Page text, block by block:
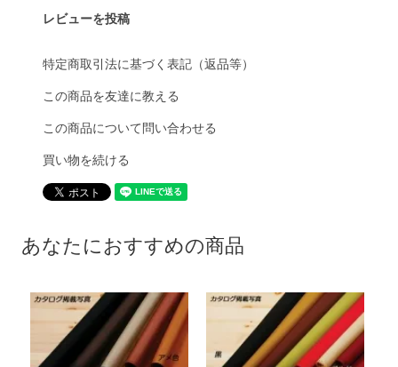
レビューを投稿
特定商取引法に基づく表記（返品等）
この商品を友達に教える
この商品について問い合わせる
買い物を続ける
あなたにおすすめの商品